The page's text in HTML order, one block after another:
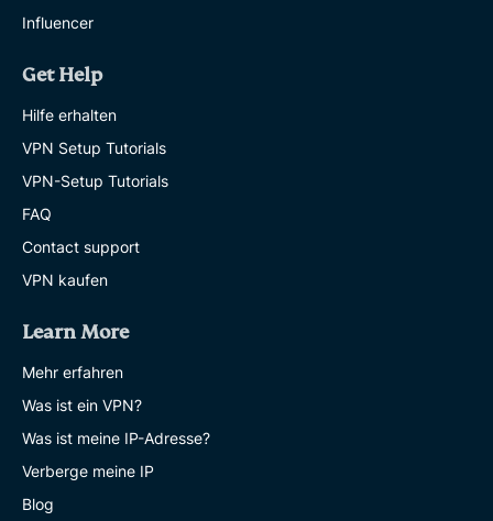
Influencer
Get Help
Hilfe erhalten
VPN Setup Tutorials
VPN-Setup Tutorials
FAQ
Contact support
VPN kaufen
Learn More
Mehr erfahren
Was ist ein VPN?
Was ist meine IP-Adresse?
Verberge meine IP
Blog